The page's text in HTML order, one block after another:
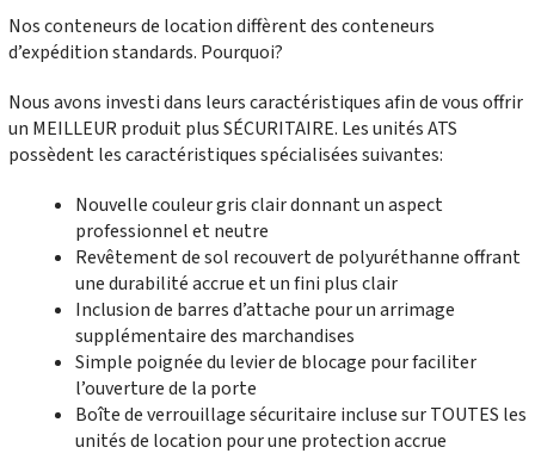
Nos conteneurs de location diffèrent des conteneurs
d’expédition standards. Pourquoi?
Nous avons investi dans leurs caractéristiques afin de vous offrir
un MEILLEUR produit plus SÉCURITAIRE. Les unités ATS
possèdent les caractéristiques spécialisées suivantes:
Nouvelle couleur gris clair donnant un aspect
professionnel et neutre
Revêtement de sol recouvert de polyuréthanne offrant
une durabilité accrue et un fini plus clair
Inclusion de barres d’attache pour un arrimage
supplémentaire des marchandises
Simple poignée du levier de blocage pour faciliter
l’ouverture de la porte
Boîte de verrouillage sécuritaire incluse sur TOUTES les
unités de location pour une protection accrue